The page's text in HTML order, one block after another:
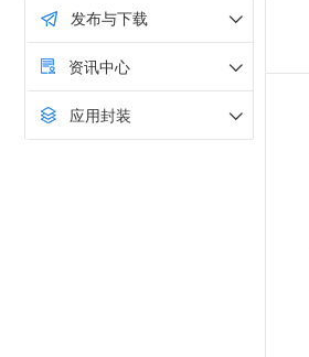
发布与下载
资讯中心
应用封装